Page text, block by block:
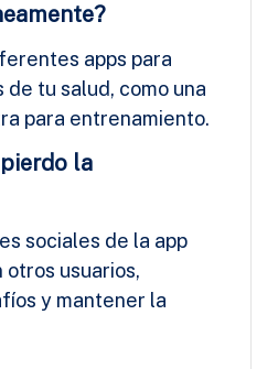
apps para
tu salud, como una
para entrenamiento.
la
sociales de la app
usuarios,
y mantener la